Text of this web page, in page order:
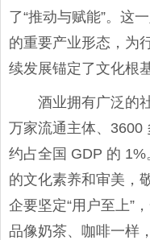
了“推动与赋能”。这
的重要产业形态，为
续发展锚定了文化根基
酒业拥有广泛的
万家流通主体、3600
约占全国 GDP 的 1%
的文化素养和审美，
企要坚定“用户至上”
品像奶茶、咖啡一样